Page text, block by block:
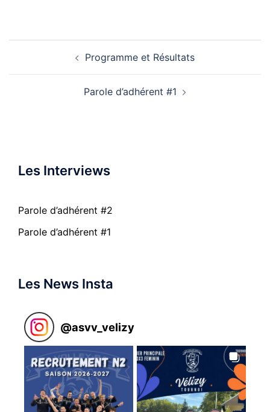
Programme et Résultats
Parole d’adhérent #1
Les Interviews
Parole d’adhérent #2
Parole d’adhérent #1
Les News Insta
@asvv_velizy